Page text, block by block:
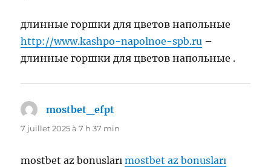
длинные горшки для цветов напольные
http://www.kashpo-napolnoe-spb.ru –
длинные горшки для цветов напольные .
mostbet_efpt
7 juillet 2025 à 7 h 37 min
mostbet az bonuslarımostbet az bonusları